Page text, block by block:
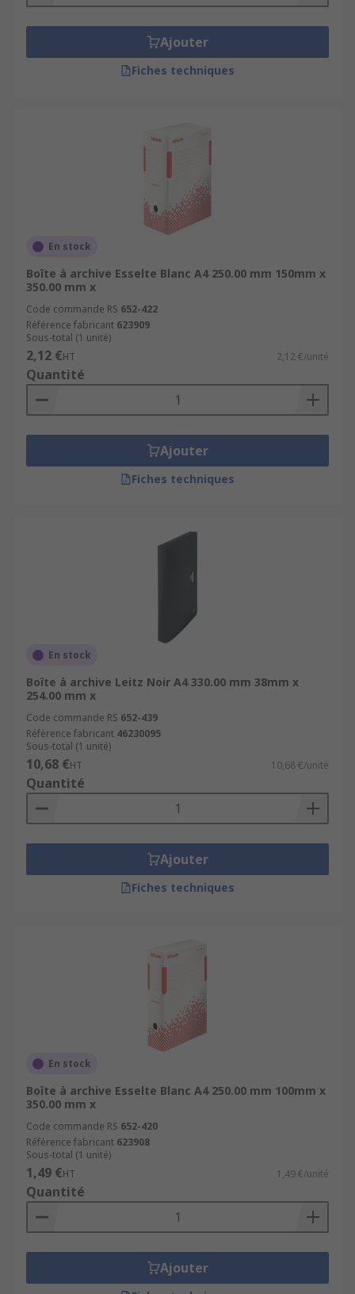
Ajouter
Fiches techniques
En stock
Boîte à archive Esselte Blanc A4 250.00 mm 150mm x
350.00 mm x
Code commande RS 652-422
Référence fabricant 623909
Sous-total (1 unité)
2,12 €HT 2,12 €/unité
Quantité
Ajouter
Fiches techniques
En stock
Boîte à archive Leitz Noir A4 330.00 mm 38mm x
254.00 mm x
Code commande RS 652-439
Référence fabricant 46230095
Sous-total (1 unité)
10,68 €HT 10,68 €/unité
Quantité
Ajouter
Fiches techniques
En stock
Boîte à archive Esselte Blanc A4 250.00 mm 100mm x
350.00 mm x
Code commande RS 652-420
Référence fabricant 623908
Sous-total (1 unité)
1,49 €HT 1,49 €/unité
Quantité
Ajouter